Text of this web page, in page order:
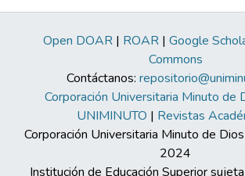
Open DOAR | ROAR | Google
Commons
Contáctanos:
Corporación Universitaria Minuto de
UNIMINUTO | Revistas
Corporación Universitaria Minuto de
2024
Institución de Educación Superior